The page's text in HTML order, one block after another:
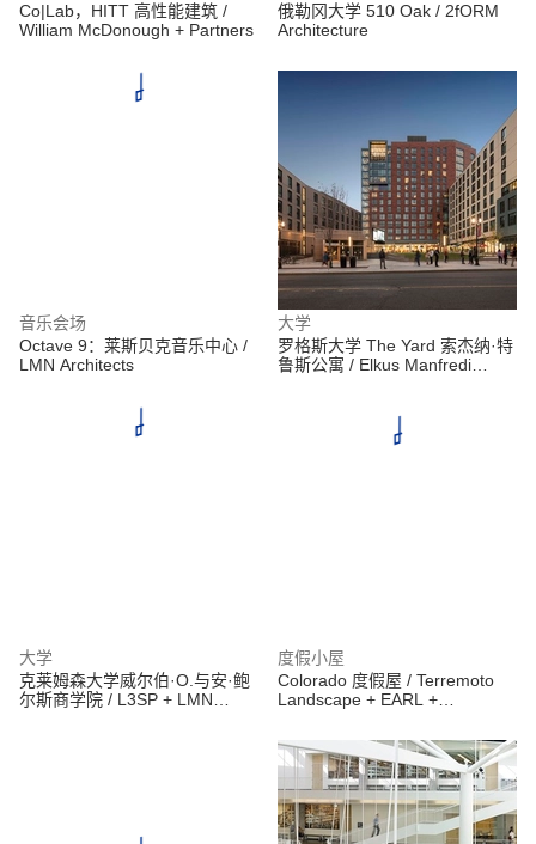
Co|Lab，HITT 高性能建筑 /
William McDonough + Partners
俄勒冈大学 510 Oak / 2fORM
Architecture
音乐会场
Octave 9：莱斯贝克音乐中心 /
LMN Architects
大学
罗格斯大学 The Yard 索杰纳·特
鲁斯公寓 / Elkus Manfredi
大学
克莱姆森大学威尔伯·O.与安·鲍
尔斯商学院 / L3SP + LMN
度假小屋
Colorado 度假屋 / Terremoto
Landscape + EARL +